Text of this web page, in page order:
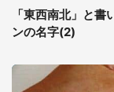
「東西南北」と
ンの名字(2)